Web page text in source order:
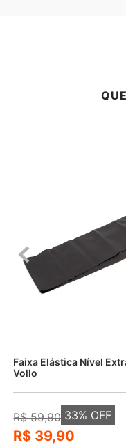
Faixa Elástica Nível
Vollo
R$ 59,90 33% OFF
R$ 39,90